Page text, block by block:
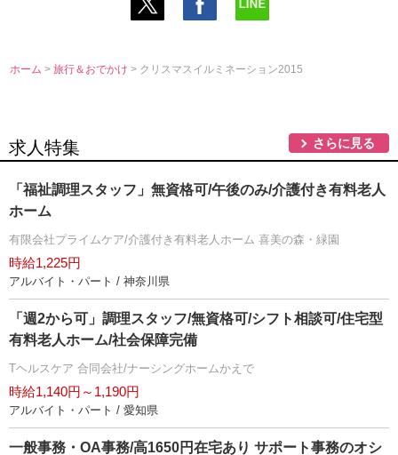
ホーム >旅行＆おでかけ> クリスマスイルミネーション2015
求人特集 さらに見る
「福祉調理スタッフ」無資格可/午後のみ/介護付き有料老人
ホーム
有限会社プライムケア/介護付き有料老人ホーム 喜美の森・緑園
時給1,225円
アルバイト・パート / 神奈川県
「週2から可」調理スタッフ/無資格可/シフト相談可/住宅型
有料老人ホーム/社会保障完備
Tヘルスケア 合同会社/ナーシングホームかえで
時給1,140円～1,190円
アルバイト・パート / 愛知県
一般事務・OA事務/高1650円在宅あり サポート事務のオシ